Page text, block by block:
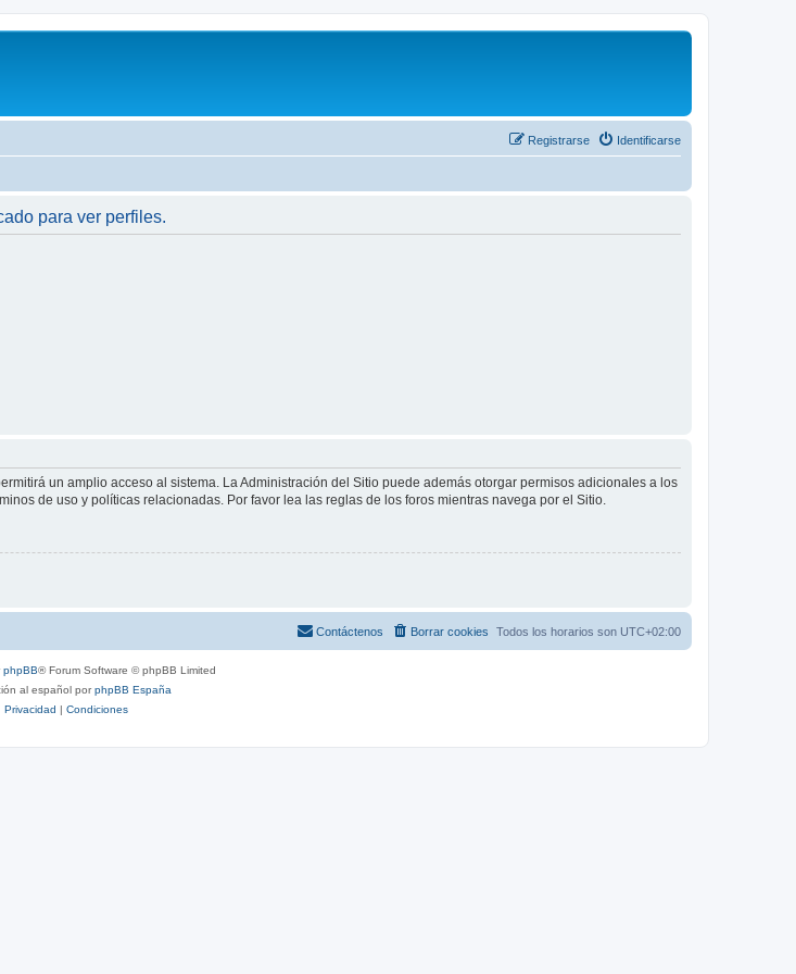
Identificarse
Registrarse
para ver perfiles.
un amplio acceso al sistema. La Administración del Sitio puede además otorgar permisos adicionales a los
de uso y políticas relacionadas. Por favor lea las reglas de los foros mientras navega por el Sitio.
Todos los horarios son UTC+02:00
Borrar cookies
Contáctenos
phpBB® Forum Software © phpBB Limited
al español porphpBB España
Privacidad | Condiciones